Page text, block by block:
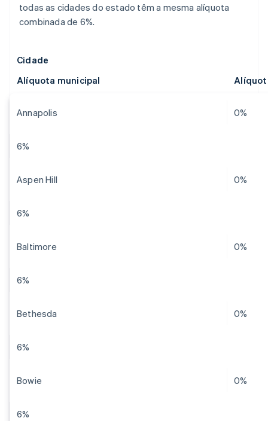
todas as cidades do estado têm a mesma alíquota
combinada de 6%.
Cidade
Alíquota municipal
Annapolis 0%
6%
Aspen Hill 0%
6%
Baltimore 0%
6%
Bethesda 0%
6%
Bowie 0%
6%